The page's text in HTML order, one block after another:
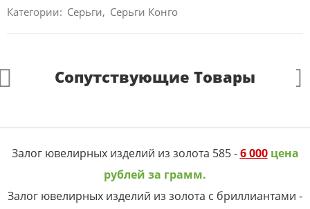
Категории: Серьги, Серьги Конго
Сопутствующие Товары
Залог ювелирных изделий из золота 585 -6 000цена
рублей за грамм.
Залог ювелирных изделий из золота с бриллиантами -